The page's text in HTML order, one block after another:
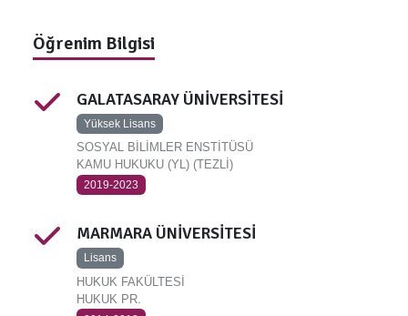
Öğrenim Bilgisi
GALATASARAY ÜNİVERSİTESİ
Yüksek Lisans
SOSYAL BİLİMLER ENSTİTÜSÜ
KAMU HUKUKU (YL) (TEZLİ)
2019-2023
MARMARA ÜNİVERSİTESİ
Lisans
HUKUK FAKÜLTESİ
HUKUK PR.